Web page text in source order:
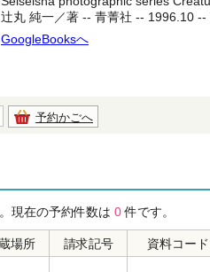
辻丸 純一／著 -- 青菁社 -- 1996.10 --
GoogleBooksへ
予約かごへ
現在の予約件数は 0件です。
場所 請求記号 資料コード